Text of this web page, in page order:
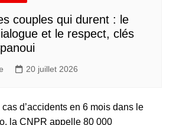
couples qui durent : le
et le respect, clés
20 juillet 2026